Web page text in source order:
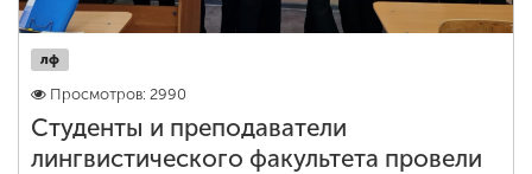
лф
Просмотров: 2990
Студенты и преподаватели
лингвистического факультета провели